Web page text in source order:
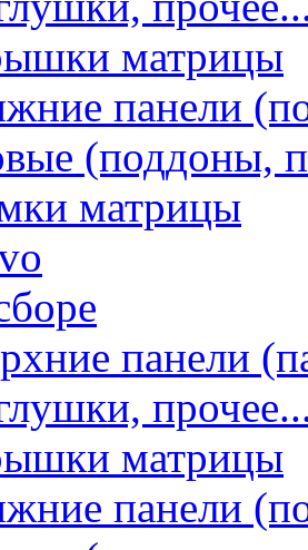
матрицы
панели
(поддоны,
матрицы
панели
матрицы
панели